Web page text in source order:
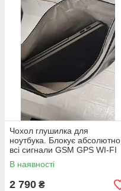
Чохол глушилка для
ноутбука. Блокує абсолютно
всі сигнали GSM GPS WI-FI
Bluetooth 500мм х 380мм
В наявності
2 790 ₴